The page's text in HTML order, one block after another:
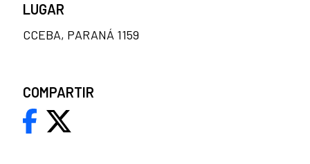
LUGAR
CCEBA, PARANÁ 1159
COMPARTIR